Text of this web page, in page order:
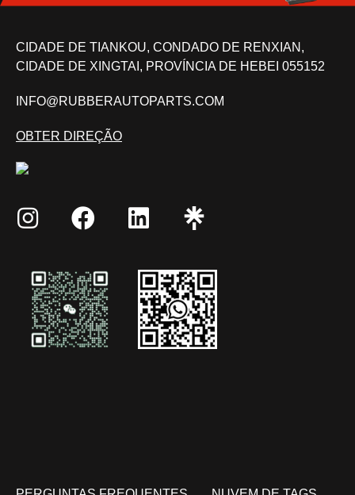
CIDADE DE TIANKOU, CONDADO DE RENXIAN,
CIDADE DE XINGTAI, PROVÍNCIA DE HEBEI 055152
INFO@RUBBERAUTOPARTS.COM
OBTER DIREÇÃO